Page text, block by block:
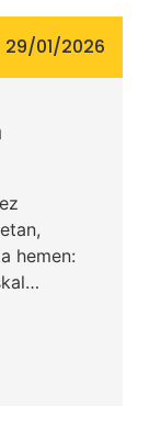
29/01/2026
hemen: